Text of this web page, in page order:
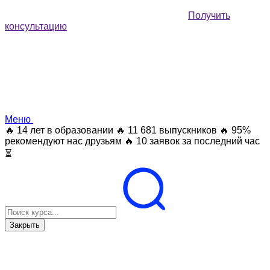
Получить
консультацию
Меню
🔥 14 лет в образовании 🔥 11 681 выпускников 🔥 95%
рекомендуют нас друзьям 🔥 10 заявок за последний час
⏳
Закрыть